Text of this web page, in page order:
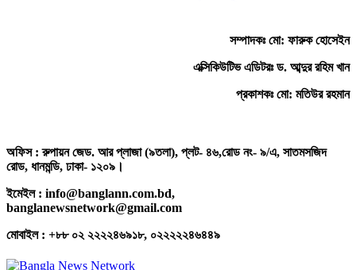
সম্পাদকঃ মো: ফারুক হোসেইন
এক্সিকিউটিভ এডিটরঃ ড. আব্দুর রহিম খান
প্রকাশকঃ মো: মতিউর রহমান
অফিস : রুপায়ন জেড. আর প্লাজা (৯তলা), প্লট- ৪৬,রোড নং- ৯/এ, সাতমসজিদ
রোড, ধানমন্ডি, ঢাকা- ১২০৯।
ইমেইল : info@banglann.com.bd,
banglanewsnetwork@gmail.com
মোবাইল : +৮৮ ০২ ২২২২৪৬৯১৮, ০২২২২২৪৬৪৪৯